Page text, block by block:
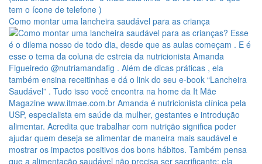
Como montar uma lancheira saudável para as criança